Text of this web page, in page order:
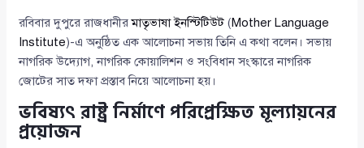
রবিবার দুপুরে রাজধানীরমাতৃভাষা ইনস্টিটিউট (Mother Language
Institute)-এ অনুষ্ঠিত এক আলোচনা সভায় তিনি এ কথা বলেন। সভায়
নাগরিক উদ্যোগ, নাগরিক কোয়ালিশন ও সংবিধান সংস্কারে নাগরিক
জোটের সাত দফা প্রস্তাব নিয়ে আলোচনা হয়।
ভবিষ্যৎ রাষ্ট্র নির্মাণে পরিপ্রেক্ষিত মূল্যায়নের
প্রয়োজন